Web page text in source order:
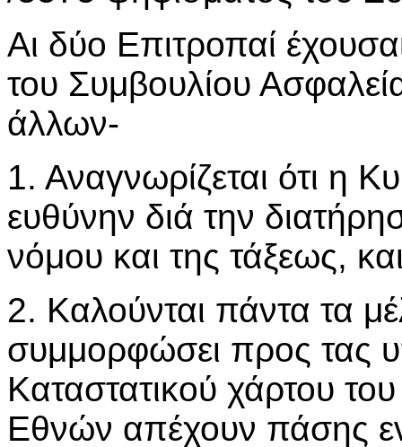
Αι δύο Επιτροπαί
του Συμβουλίου
άλλων-
1. Αναγνωρίζεται ότι η
ευθύνην διά την
νόμου και της τάξεως,
2. Καλούνται πάντα τα
συμμορφώσει προς τας
Καταστατικού χάρτου
Εθνών απέχουν πάσης